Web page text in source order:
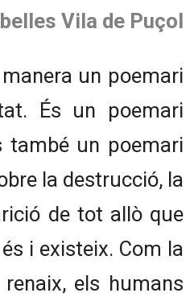
Vila de Puçol
un poemari
És un poemari
també un poemari
la destrucció, la
de tot allò que
i existeix. Com la
els humans